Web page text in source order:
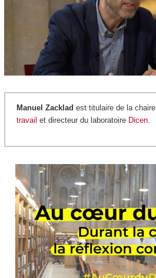
Manuel Zacklad est titulaire de la chaire
travail et directeur du laboratoire Dicen.